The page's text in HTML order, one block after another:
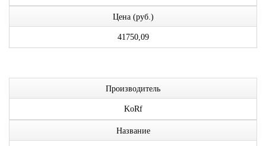
Цена (руб.)
41750,09
Производитель
KoRf
Название